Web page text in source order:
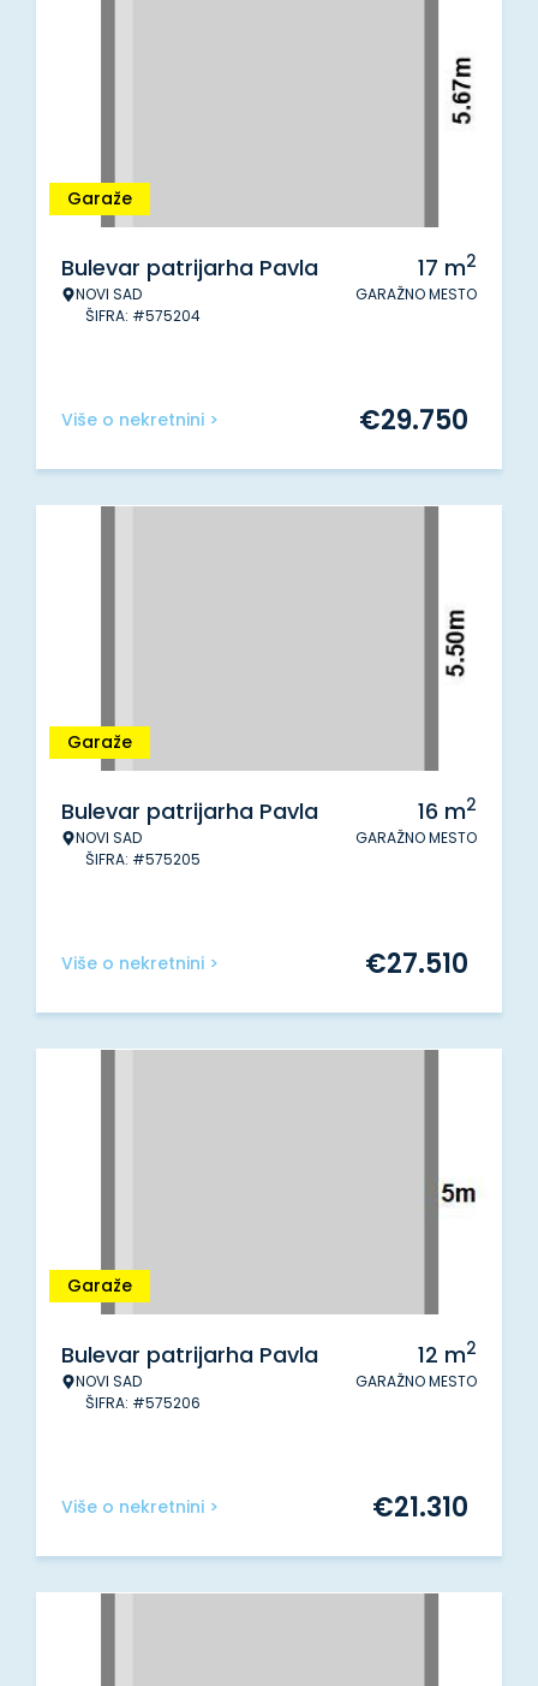
Garaže
Bulevar patrijarha Pavla
NOVI SAD
ŠIFRA: #575204
17 m2
GARAŽNO MESTO
Više o nekretnini > €29.750
Garaže
Bulevar patrijarha Pavla
NOVI SAD
ŠIFRA: #575205
16 m2
GARAŽNO MESTO
Više o nekretnini > €27.510
Garaže
Bulevar patrijarha Pavla
NOVI SAD
ŠIFRA: #575206
12 m2
GARAŽNO MESTO
Više o nekretnini > €21.310